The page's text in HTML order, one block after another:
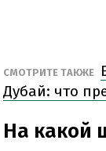
СМОТРИТЕ ТАКЖЕ
Дубай: что
На какой